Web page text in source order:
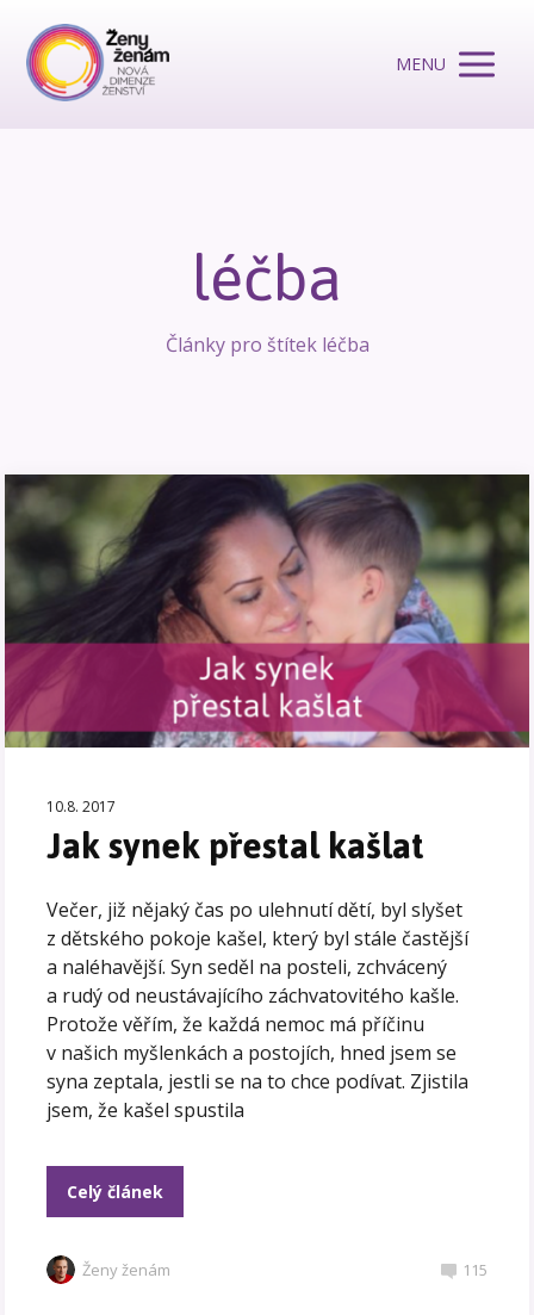
MENU
léčba
Články pro štítek léčba
10.8. 2017
Jak synek přestal kašlat
Večer, již nějaký čas po ulehnutí dětí, byl slyšet
z dětského pokoje kašel, který byl stále častější
a naléhavější. Syn seděl na posteli, zchvácený
a rudý od neustávajícího záchvatovitého kašle.
Protože věřím, že každá nemoc má příčinu
v našich myšlenkách a postojích, hned jsem se
syna zeptala, jestli se na to chce podívat. Zjistila
jsem, že kašel spustila
Celý článek
Ženy ženám 115